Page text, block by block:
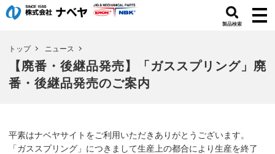
製品検索
トップ ニュース
【廃番・後継品発売】「ガススプリング」廃
番・後継品発売のご案内
平素はナベヤサイトをご利用いただきありがとうございます。
「ガススプリング」につきまして生産上の都合により生産を終了